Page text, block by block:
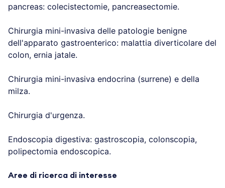
pancreas: colecistectomie, pancreasectomie.
Chirurgia mini-invasiva delle patologie benigne
dell'apparato gastroenterico: malattia diverticolare del
colon, ernia jatale.
Chirurgia mini-invasiva endocrina (surrene) e della
milza.
Chirurgia d'urgenza.
Endoscopia digestiva: gastroscopia, colonscopia,
polipectomia endoscopica.
Aree di ricerca di interesse